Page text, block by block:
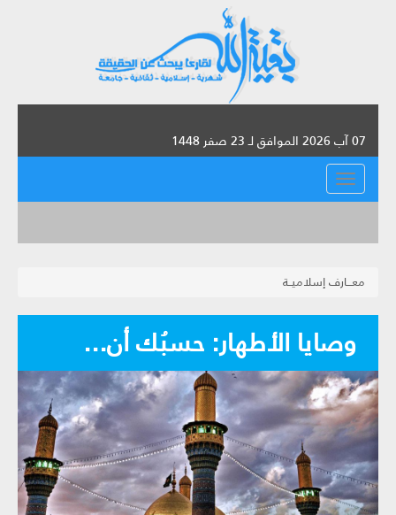
07 آب 2026 الموافق لـ 23 صفر 1448
القائمة
معـــارف إسلاميــة
وصايا الأطهار: حسبُك أن...